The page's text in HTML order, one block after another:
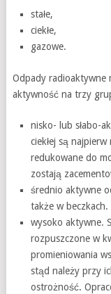
stałe,
ciekłe,
gazowe.
Odpady radioaktywne
aktywność na trzy
nisko- lub słabo-
ciekłej są
redukowane do
zostają
średnio aktywne
także w beczkach.
wysoko aktywne.
rozpuszczone w
promieniowania
stąd należy przy
ostrożność.